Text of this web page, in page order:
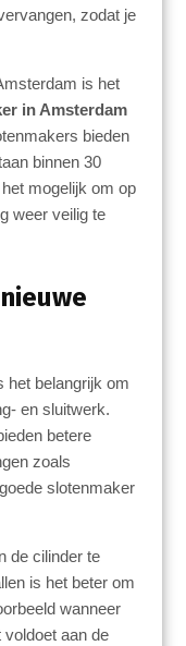
zodat je
is het
in Amsterdam
bieden
binnen 30
mogelijk om op
weer veilig te
het belangrijk om
en sluitwerk.
betere
zoals
slotenmaker
de cilinder te
is het beter om
wanneer
voldoet aan de